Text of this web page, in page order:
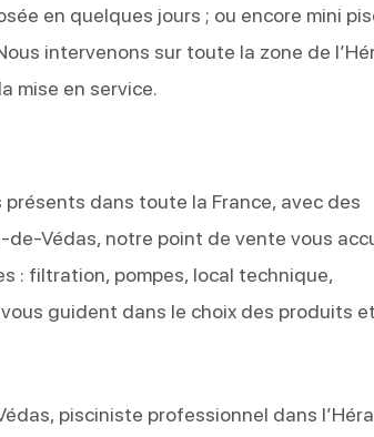
en quelques jours ; ou encore mini
intervenons sur toute la zone de
mise en service.
présents dans toute la France, avec des
Védas, notre point de vente vous
: filtration, pompes, local technique,
guident dans le choix des produits et
pisciniste professionnel dans